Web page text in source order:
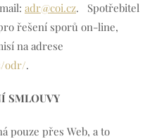
adr@coi.cz. Spotřebitel
řešení sporů on-line,
na adrese
odr/.
SMLOUVY
pouze přes Web, a to